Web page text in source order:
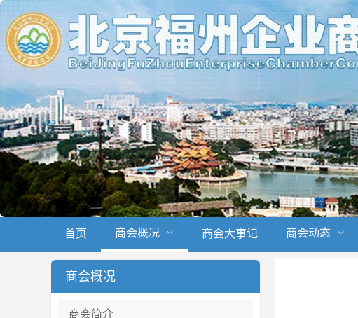
首页 商会概况 商会大事记 商会动态
商会概况
商会简介